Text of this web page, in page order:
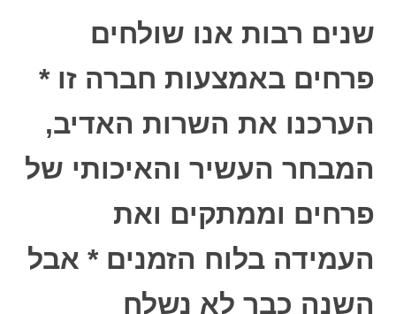
שנים רבות אנו שולחים
פרחים באמצעות חברה זו *
הערכנו את השרות האדיב,
המבחר העשיר והאיכותי של
פרחים וממתקים ואת
העמידה בלוח הזמנים * אבל
השנה כבר לא נשלח